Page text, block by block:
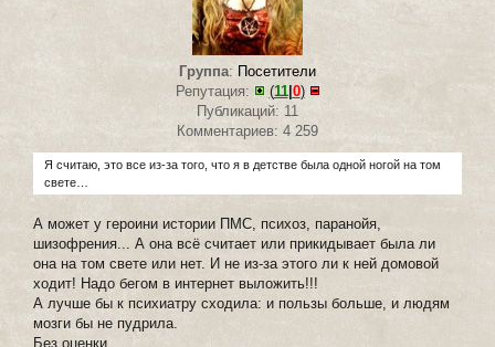
Группа: Посетители
Репутация:
(11| 0)
Публикаций: 11
Комментариев: 4 259
Я считаю, это все из-за того, что я в детстве была одной ногой на том
свете…
А может у героини истории ПМС, психоз, паранойя,
шизофрения... А она всё считает или прикидывает была ли
она на том свете или нет. И не из-за этого ли к ней домовой
ходит! Надо бегом в интернет выложить!!!
А лучше бы к психиатру сходила: и пользы больше, и людям
мозги бы не пудрила.
Без оценки.